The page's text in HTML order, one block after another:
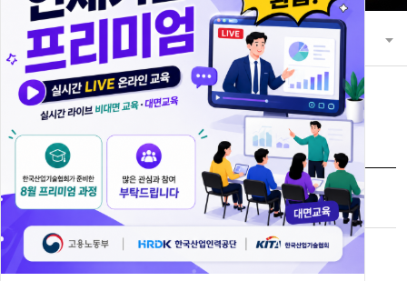
교육과정 교육 과정 안내
교육신청
과정명 신규사업/프로젝트 기획 실무과정
교육 대상 중소기업